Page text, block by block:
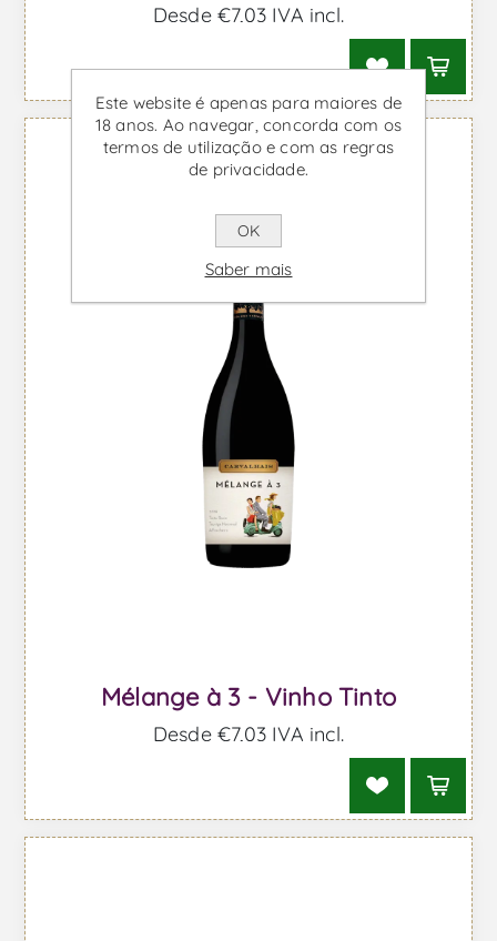
Desde €7,03 IVA incl.
Mélange à 3 - Vinho Tinto
Desde €7,03 IVA incl.
Este website é apenas para maiores de
18 anos. Ao navegar, concorda com os
termos de utilização e com as regras
de privacidade.
OK
Saber mais